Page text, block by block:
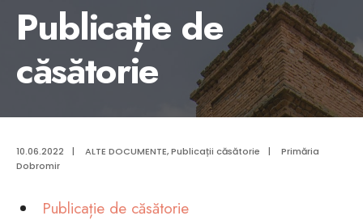
Publicație de
căsătorie
10.06.2022 | ALTE DOCUMENTE,Publicații căsătorie |
Primăria
Dobromir
Publicație de căsătorie